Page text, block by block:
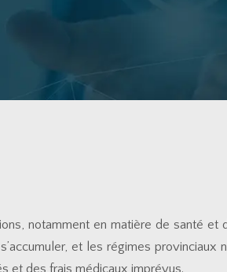
notamment en matière de santé et
et les régimes provinciaux
et des frais médicaux imprévus.